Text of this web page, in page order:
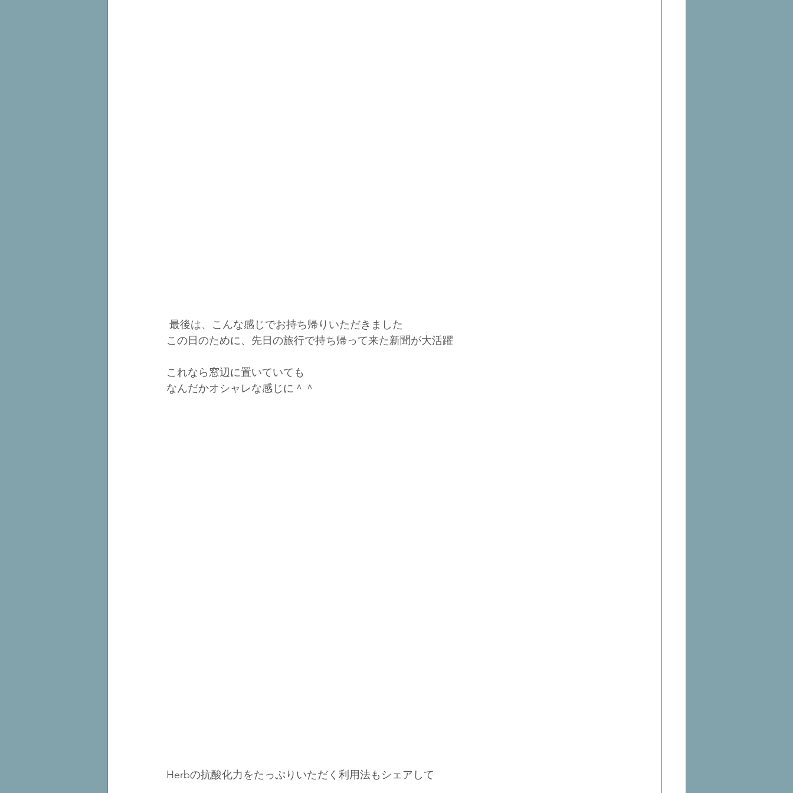
最後は、こんな感じでお持ち帰りいただきました
この日のために、先日の旅行で持ち帰って来た新聞が大活躍
これなら窓辺に置いていても
なんだかオシャレな感じに＾＾
Herbの抗酸化力をたっぷりいただく利用法もシェアして